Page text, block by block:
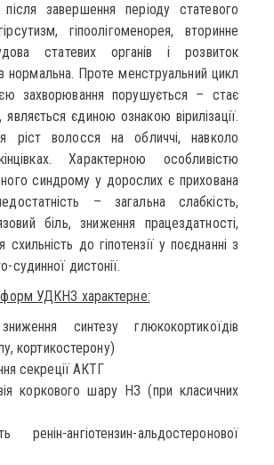
завершення періоду статевого
гіпоолігоменорея, вторинне
статевих органів і розвиток
нормальна. Проте менструальний цикл
захворювання порушується – стає
єдиною ознакою вірилізації.
ріст волосся на обличчі, навколо
Характерною особливістю
синдрому у дорослих є прихована
– загальна слабкість,
біль, зниження працездатності,
схильність до гіпотензії у поєднанні з
судинної дистонії.
УДКНЗ характерне:
синтезу глюкокортикоїдів
кортикостерону)
секреції АКТГ
коркового шару НЗ (при класичних
ренін-ангіотензин-альдостеронової